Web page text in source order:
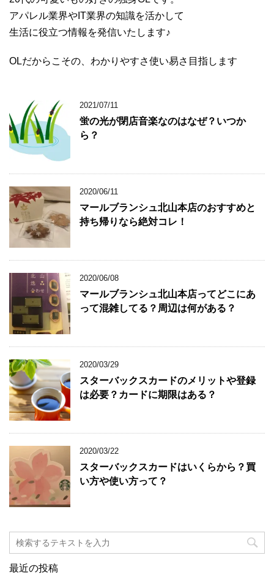
アパレル業界やIT業界の知識を活かして
生活に役立つ情報を発信いたします♪
OLだからこその、わかりやすさ使い易さ目指します
2021/07/11
蛍の光が閉店音楽なのはなぜ？いつか
ら？
2020/06/11
マールブランシュ北山本店のおすすめと
持ち帰りなら絶対コレ！
2020/06/08
マールブランシュ北山本店ってどこにあ
って混雑してる？周辺は何がある？
2020/03/29
スターバックスカードのメリットや登録
は必要？カードに期限はある？
2020/03/22
スターバックスカードはいくらから？買
い方や使い方って？
最近の投稿